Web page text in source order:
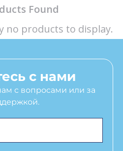
Found
no products to display.
с нами
с вопросами или за